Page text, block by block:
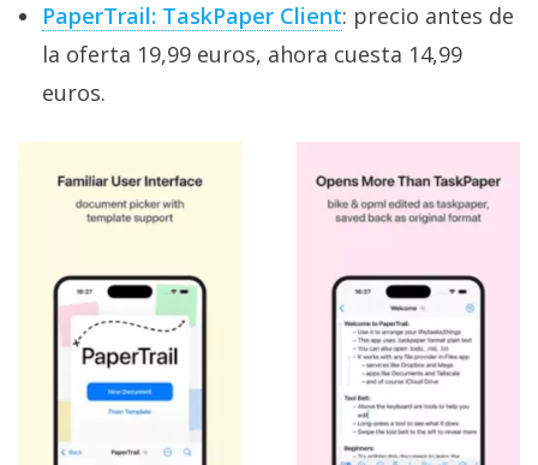
PaperTrail: TaskPaper Client: precio antes de
la oferta 19,99 euros, ahora cuesta 14,99
euros.